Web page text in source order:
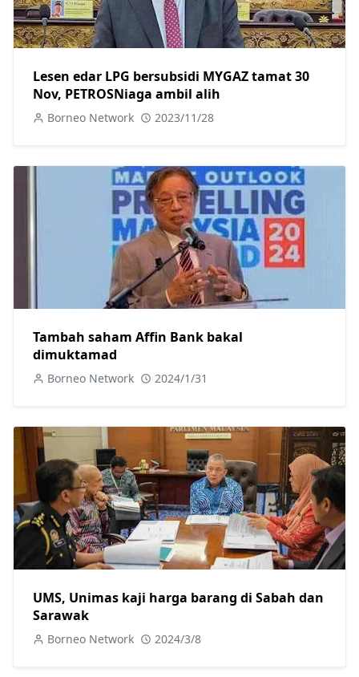
Lesen edar LPG bersubsidi MYGAZ tamat 30
Nov, PETROSNiaga ambil alih
Borneo Network 2023/11/28
Tambah saham Affin Bank bakal
dimuktamad
Borneo Network 2024/1/31
UMS, Unimas kaji harga barang di Sabah dan
Sarawak
Borneo Network 2024/3/8